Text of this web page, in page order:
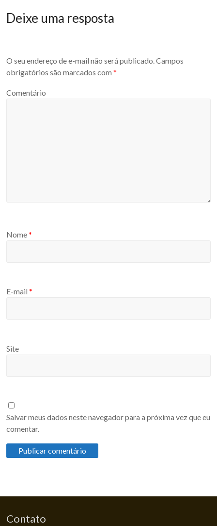
Deixe uma resposta
O seu endereço de e-mail não será publicado.Campos
obrigatórios são marcados com*
Comentário
Nome*
E-mail*
Site
Salvar meus dados neste navegador para a próxima vez que eu
comentar.
Contato